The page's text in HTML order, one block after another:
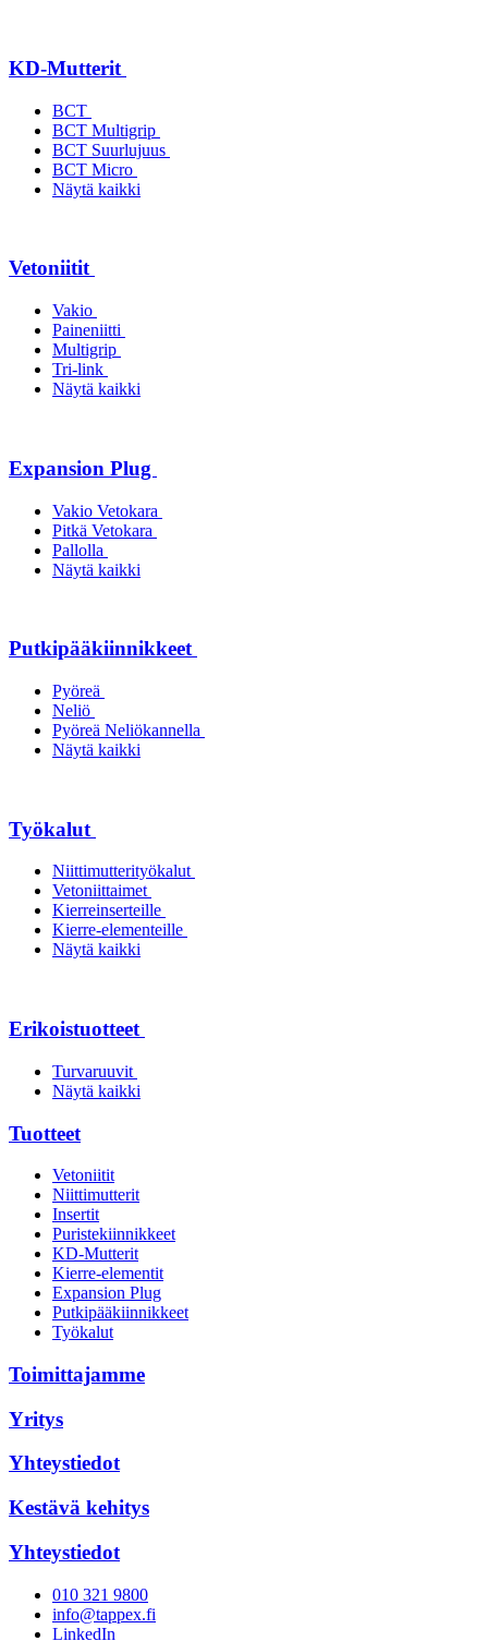
KD-Mutterit
BCT
BCT Multigrip
BCT Suurlujuus
BCT Micro
Näytä kaikki
Vetoniitit
Vakio
Paineniitti
Multigrip
Tri-link
Näytä kaikki
Expansion Plug
Vakio Vetokara
Pitkä Vetokara
Pallolla
Näytä kaikki
Putkipääkiinnikkeet
Pyöreä
Neliö
Pyöreä Neliökannella
Näytä kaikki
Työkalut
Niittimutterityökalut
Vetoniittaimet
Kierreinserteille
Kierre-elementeille
Näytä kaikki
Erikoistuotteet
Turvaruuvit
Näytä kaikki
Tuotteet
Vetoniitit
Niittimutterit
Insertit
Puristekiinnikkeet
KD-Mutterit
Kierre-elementit
Expansion Plug
Putkipääkiinnikkeet
Työkalut
Toimittajamme
Yritys
Yhteystiedot
Kestävä kehitys
Yhteystiedot
010 321 9800
info@tappex.fi
LinkedIn